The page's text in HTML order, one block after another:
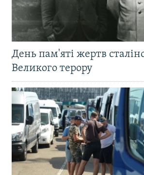
День пам'яті жертв
Великого терору